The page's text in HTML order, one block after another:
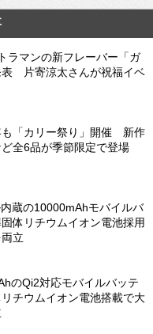
ラマンの新フレーバー「ガ
表 片寄涼太さんが祝福イベ
も「カリー祭り」開催 新作
全6品が季節限定で登場
蔵の10000mAhモバイルバ
体リチウムイオン電池採用
立
のQi2対応モバイルバッテ
チウムイオン電池搭載で大